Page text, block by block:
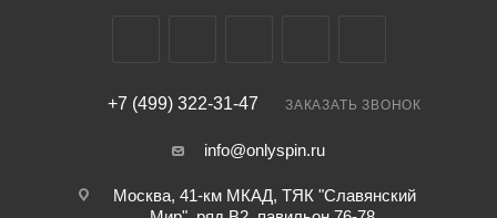
+7 (499) 322-31-47 ЗАКАЗАТЬ ЗВОНОК
info@onlyspin.ru
Москва, 41-км МКАД, ТЯК "Славянский